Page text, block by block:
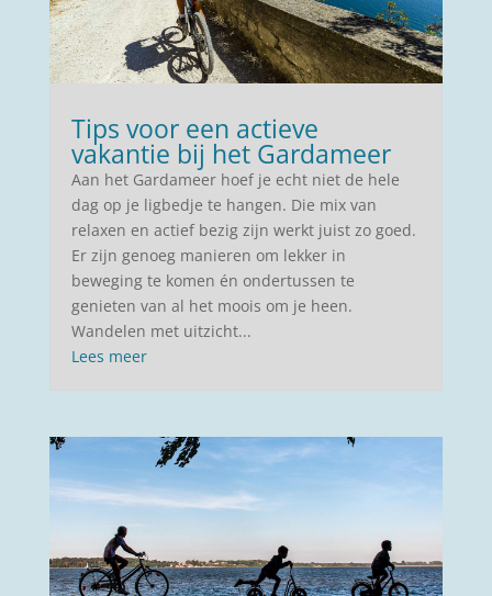
Tips voor een actieve
vakantie bij het Gardameer
Aan het Gardameer hoef je echt niet de hele
dag op je ligbedje te hangen. Die mix van
relaxen en actief bezig zijn werkt juist zo goed.
Er zijn genoeg manieren om lekker in
beweging te komen én ondertussen te
genieten van al het moois om je heen.
Wandelen met uitzicht...
Lees meer